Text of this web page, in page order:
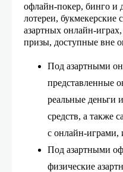
офлайн-покер, бинго и
лотереи,
азартных онлайн-
призы, доступные вне
Под азартными
представленные
реальные деньги
средств, а также
с онлайн-играми,
Под азартными
физические